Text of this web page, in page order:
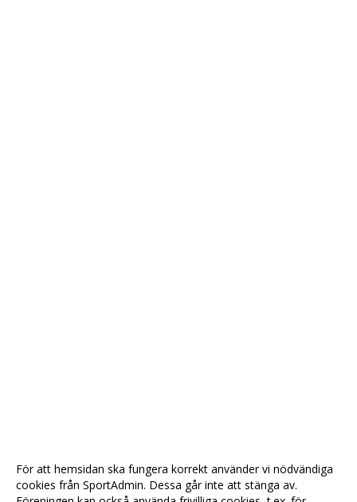
För att hemsidan ska fungera korrekt använder vi nödvändiga
cookies från SportAdmin. Dessa går inte att stänga av.